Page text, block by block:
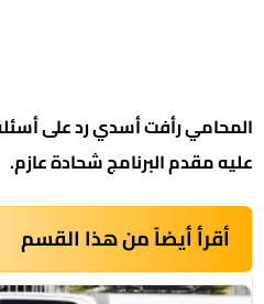
المحامي رأفت أسدي رد على
عليه مقدم البرنامج شحادة عازم.
أقرأ أيضاً من هذا القسم